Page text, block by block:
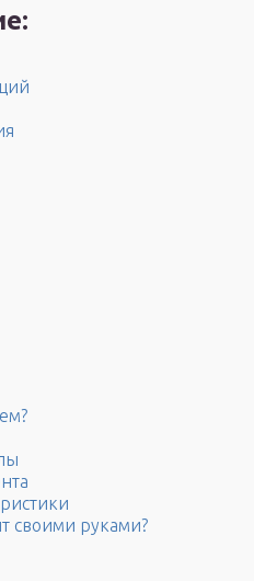
своими руками?